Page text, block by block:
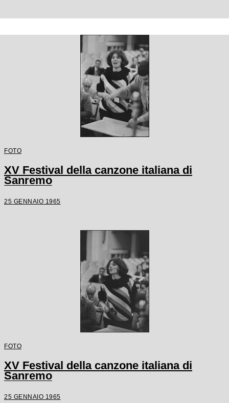
FOTO
XV Festival della canzone italiana di
Sanremo
25 GENNAIO 1965
FOTO
XV Festival della canzone italiana di
Sanremo
25 GENNAIO 1965